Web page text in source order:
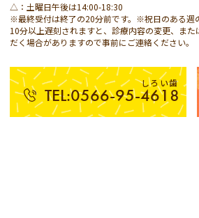
△：土曜日午後は14:00-18:30
※最終受付は終了の20分前です。※祝日のある週
10分以上遅刻されますと、診療内容の変更、ま
だく場合がありますので事前にご連絡ください。
しろい歯
TEL:0566-95-4618